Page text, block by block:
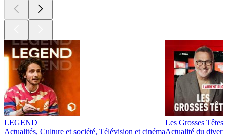
LEGEND
Actualités, Culture et société, Télévision et cinéma
Les Grosses Têtes
Actualité du